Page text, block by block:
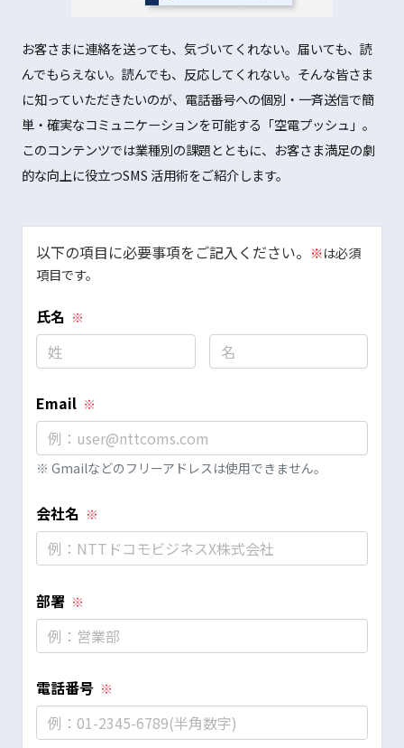
お客さまに連絡を送っても、気づいてくれない。届いても、読
んでもらえない。読んでも、反応してくれない。そんな皆さま
に知っていただきたいのが、電話番号への個別・一斉送信で簡
単・確実なコミュニケーションを可能する「空電プッシュ」。
このコンテンツでは業種別の課題とともに、お客さま満足の劇
的な向上に役立つSMS 活用術をご紹介します。